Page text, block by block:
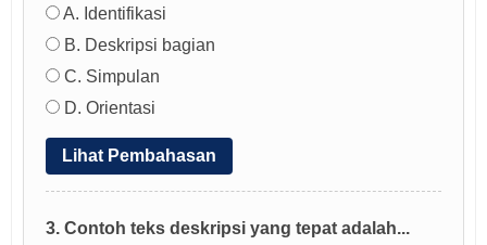
A. Identifikasi
B. Deskripsi bagian
C. Simpulan
D. Orientasi
Lihat Pembahasan
3. Contoh teks deskripsi yang tepat adalah...